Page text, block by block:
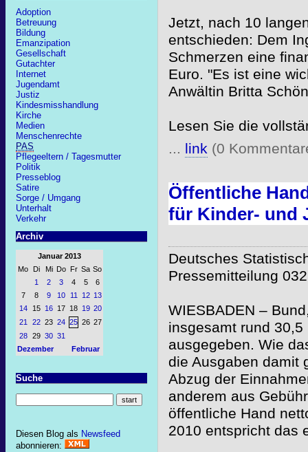
Adoption
Betreuung
Bildung
Emanzipation
Gesellschaft
Gutachter
Internet
Jugendamt
Justiz
Kindesmisshandlung
Kirche
Medien
Menschenrechte
PAS
Pflegeeltern / Tagesmutter
Politik
Presseblog
Satire
Sorge / Umgang
Unterhalt
Verkehr
Archiv
Januar 2013
Mo
Di Mi Do Fr Sa So
1
2 3 4 5
6
7
8 9 10 11 12 13
14
15 16 17 18 19 20
21
22 23 24 25 26 27
28
29 30 31
Dezember
Februar
Suche
Diesen Blog als Newsfeed
abonnieren:
Jetzt, nach 10
entschieden: Dem
Schmerzen eine
Euro. "Es ist eine
Anwältin Britta
Lesen Sie die
... link(0
Öffent­liche
für Kinder- und
Deutsches
Pressemitteilung
WIESBADEN –
insgesamt rund
ausgegeben. Wie
die Ausgaben damit
Abzug der
anderem aus
öffentliche Hand
2010 entspricht das